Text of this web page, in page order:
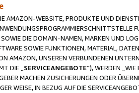
AMAZON-WEBSITE, PRODUKTE UND
DIE DOMAIN-NAMEN, MARKEN UND
SOWIE FUNKTIONEN, MATERIAL,
AMAZON, UNSEREN VERBUNDENEN
DIE „ SERVICEANGEBOTE“), WERDEN „WIE
MACHEN ZUSICHERUNGEN ODER
WEISE, IN BEZUG AUF DIE